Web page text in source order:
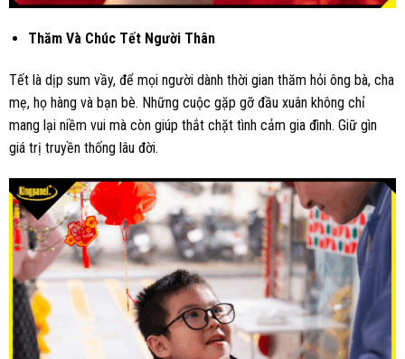
Thăm Và Chúc Tết Người Thân
Tết là dịp sum vầy, để mọi người dành thời gian thăm hỏi ông bà, cha
mẹ, họ hàng và bạn bè. Những cuộc gặp gỡ đầu xuân không chỉ
mang lại niềm vui mà còn giúp thắt chặt tình cảm gia đình. Giữ gìn
giá trị truyền thống lâu đời.